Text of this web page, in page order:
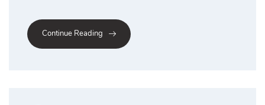
Continue Reading